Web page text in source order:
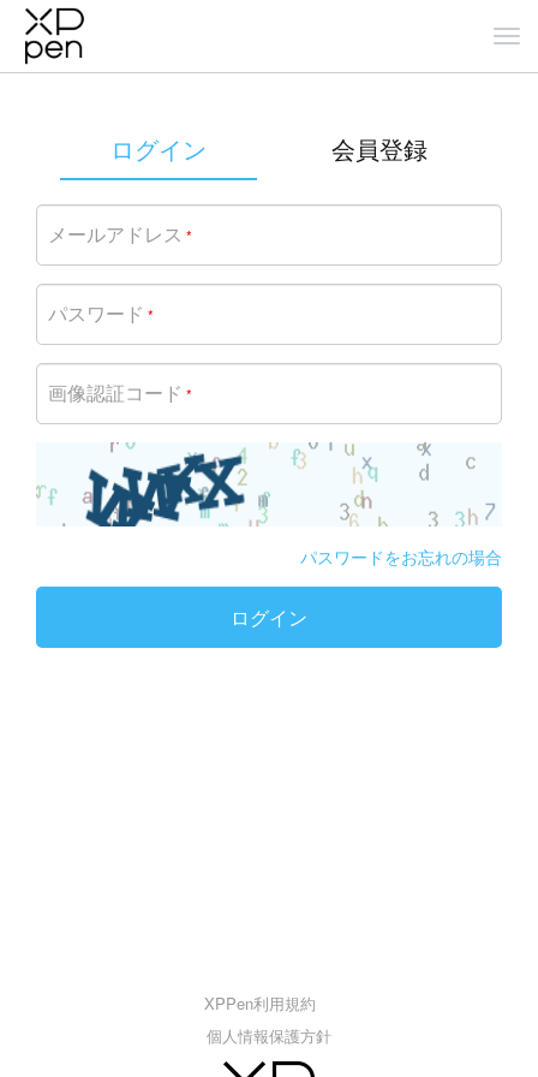
ログイン 会員登録
メールアドレス *
パスワード *
画像認証コード *
パスワードをお忘れの場合
ログイン
XPPen利用規約
個人情報保護方針